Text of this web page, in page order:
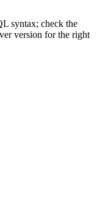
syntax; check the
version for the right